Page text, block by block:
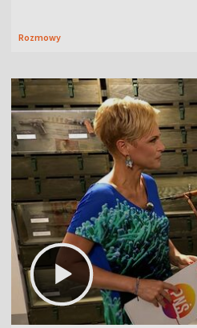
Rozmowy